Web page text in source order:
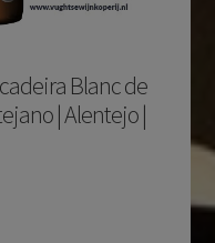
Blanc de
| Alentejo |